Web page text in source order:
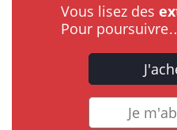
Vous lisez des
Pour
Je